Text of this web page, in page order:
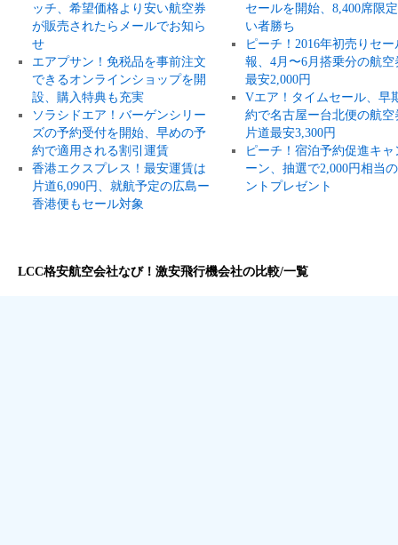
ッチ、希望価格より安い航空券
が販売されたらメールでお知ら
せ
エアプサン！免税品を事前注文
できるオンラインショップを開
設、購入特典も充実
ソラシドエア！バーゲンシリー
ズの予約受付を開始、早めの予
約で適用される割引運賃
香港エクスプレス！最安運賃は
片道6,090円、就航予定の広島ー
香港便もセール対象
セールを開始、8,400席限
い者勝ち
ピーチ！2016年初売りセー
報、4月〜6月搭乗分の航空
最安2,000円
Vエア！タイムセール、早
約で名古屋ー台北便の航空
片道最安3,300円
ピーチ！宿泊予約促進キャ
ーン、抽選で2,000円相当
ントプレゼント
LCC格安航空会社なび！激安飛行機会社の比較/一覧